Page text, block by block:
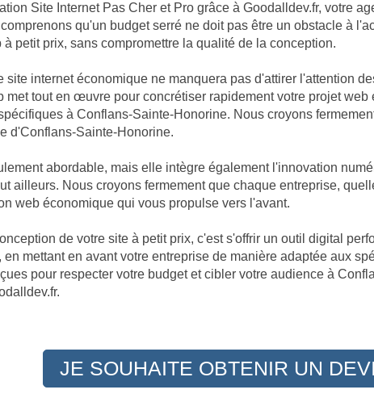
Site Internet Pas Cher et Pro grâce à Goodalldev.fr, votre
qu'un budget serré ne doit pas être un obstacle à
petit prix, sans compromettre la qualité de la conception.
internet économique ne manquera pas d'attirer l'attention
tout en œuvre pour concrétiser rapidement votre projet
à Conflans-Sainte-Honorine. Nous croyons
d'Conflans-Sainte-Honorine.
abordable, mais elle intègre également l'innovation
ailleurs. Nous croyons fermement que chaque entreprise,
web économique qui vous propulse vers l'avant.
de votre site à petit prix, c'est s'offrir un outil digital
mettant en avant votre entreprise de manière adaptée aux
pour respecter votre budget et cibler votre audience à
JE SOUHAITE OBTENIR UN